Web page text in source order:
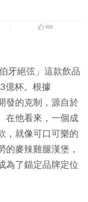
牙絕弦」這款飲品
億杯。根據
發的克制，源自於
在他看來，一個成
，就像可口可樂的
麥辣雞腿漢堡，
為了錨定品牌定位